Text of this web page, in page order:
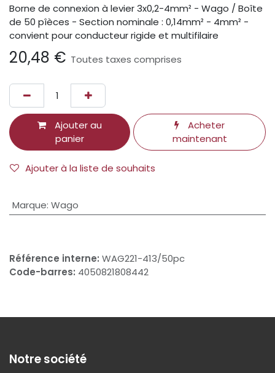
Borne de connexion à levier 3x0,2-4mm² - Wago / Boîte
de 50 pîèces - Section nominale : 0,14mm² - 4mm² -
convient pour conducteur rigide et multifilaire
20,48 € Toutes taxes comprises
Ajouter au
panier
Acheter
maintenant
Ajouter à la liste de souhaits
Marque: Wago
Référence interne: WAG221-413/50pc
Code-barres: 4050821808442
Notre société